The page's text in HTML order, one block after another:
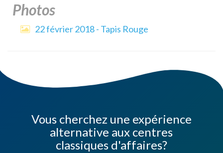
Photos
22 février 2018 - Tapis Rouge
Vous cherchez une expérience
alternative aux centres
classiques d'affaires?